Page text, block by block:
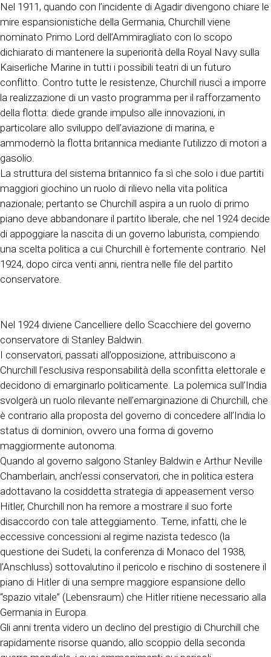
Nel 1911, quando con l’incidente di Agadir divengono chiare le
mire espansionistiche della Germania, Churchill viene
nominato Primo Lord dell’Ammiragliato con lo scopo
dichiarato di mantenere la superiorità della Royal Navy sulla
Kaiserliche Marine in tutti i possibili teatri di un futuro
conflitto. Contro tutte le resistenze, Churchill riuscì a imporre
la realizzazione di un vasto programma per il rafforzamento
della flotta: diede grande impulso alle innovazioni, in
particolare allo sviluppo dell’aviazione di marina, e
ammodernò la flotta britannica mediante l’utilizzo di motori a
gasolio.
La struttura del sistema britannico fa sì che solo i due partiti
maggiori giochino un ruolo di rilievo nella vita politica
nazionale; pertanto se Churchill aspira a un ruolo di primo
piano deve abbandonare il partito liberale, che nel 1924 decide
di appoggiare la nascita di un governo laburista, compiendo
una scelta politica a cui Churchill è fortemente contrario. Nel
1924, dopo circa venti anni, rientra nelle file del partito
conservatore.
Nel 1924 diviene Cancelliere dello Scacchiere del governo
conservatore di Stanley Baldwin.
I conservatori, passati all’opposizione, attribuiscono a
Churchill l’esclusiva responsabilità della sconfitta elettorale e
decidono di emarginarlo politicamente. La polemica sull’India
svolgerà un ruolo rilevante nell’emarginazione di Churchill, che
è contrario alla proposta del governo di concedere all’India lo
status di dominion, ovvero una forma di governo
maggiormente autonoma.
Quando al governo salgono Stanley Baldwin e Arthur Neville
Chamberlain, anch’essi conservatori, che in politica estera
adottavano la cosiddetta strategia di appeasement verso
Hitler, Churchill non ha remore a mostrare il suo forte
disaccordo con tale atteggiamento. Teme, infatti, che le
eccessive concessioni al regime nazista tedesco (la
questione dei Sudeti, la conferenza di Monaco del 1938,
l’Anschluss) sottovalutino il pericolo e rischino di sostenere il
piano di Hitler di una sempre maggiore espansione dello
“spazio vitale” (Lebensraum) che Hitler ritiene necessario alla
Germania in Europa.
Gli anni trenta videro un declino del prestigio di Churchill che
rapidamente risorse quando, allo scoppio della seconda